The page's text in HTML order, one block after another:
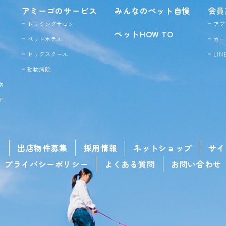
アミーゴのサービス
トリミングサロン
ペットホテル
ドッグスクール
動物病院
みんなのペット自慢
ペットHOW TO
会
ア
カ
出店物件募集 採用情報 ネットショップ
サ
プライバシーポリシー
よくある質問 お問い合わせ